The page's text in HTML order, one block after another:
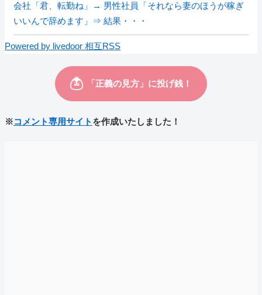
会社「君、転勤ね」→ 男性社員「それなら妻のほうが稼ぎ
いいんで辞めます」⇒ 結果・・・
Powered by livedoor 相互RSS
※コメント専用サイト を作成いたしました！